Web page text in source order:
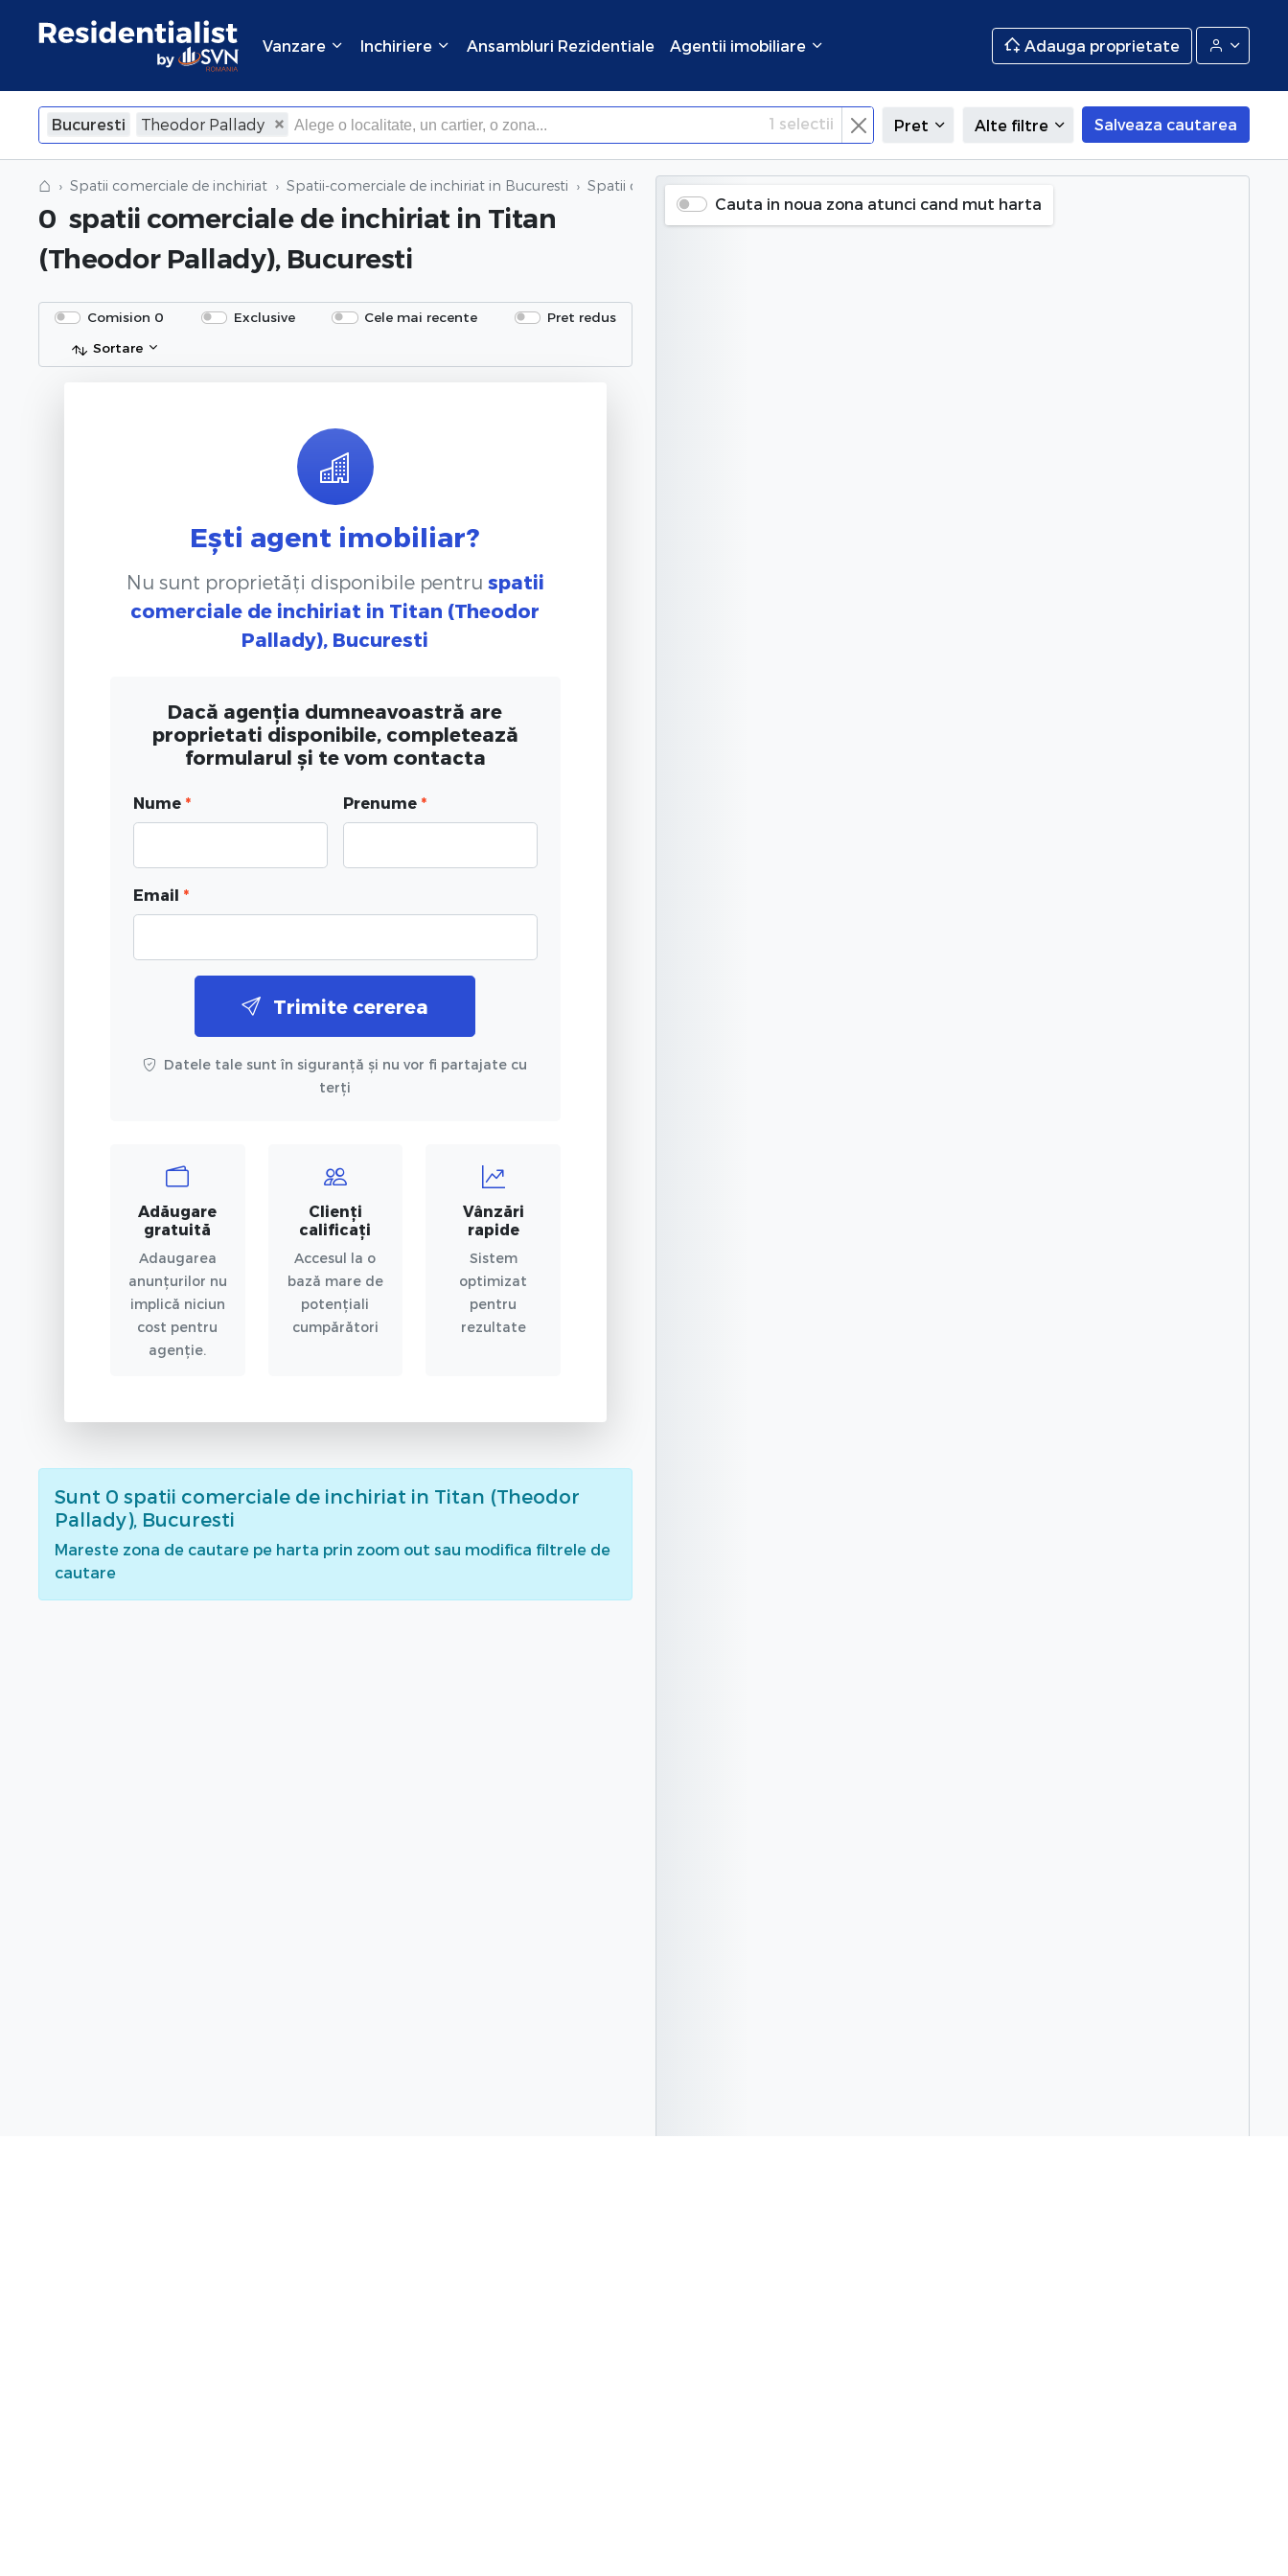
Vanzare Inchiriere Ansambluri Rezidentiale Agentii imobiliare Adauga proprietate
Bucuresti Theodor Pallady
×Inchide
1 selectii Pret Alte filtre Salveaza cautarea
⌂ Spatii comerciale de inchiriat Spatii-comerciale de inchiriat in Bucuresti Spatii comerciale de inchiriat
0 spatii comerciale de inchiriat in Titan
(Theodor Pallady), Bucuresti
Comision 0 Exclusive Cele mai recente
Pret redus
Sortare
Ești agent imobiliar?
Nu sunt proprietăți disponibile pentru spatii
comerciale de inchiriat in Titan (Theodor
Pallady), Bucuresti
Dacă agenția dumneavoastră are
proprietati disponibile, completează
formularul și te vom contacta
Nume * Prenume *
Email *
Trimite cererea
Datele tale sunt în siguranță și nu vor fi partajate cu
terți
Adăugare
gratuită
Adaugarea
anunțurilor nu
implică niciun
cost pentru
agenție.
Clienți
calificați
Accesul la o
bază mare de
potențiali
cumpărători
Vânzări
rapide
Sistem
optimizat
pentru
rezultate
Sunt 0 spatii comerciale de inchiriat in Titan (Theodor
Pallady), Bucuresti
Mareste zona de cautare pe harta prin zoom out sau modifica filtrele de
cautare
Cauta in noua zona atunci cand mut harta